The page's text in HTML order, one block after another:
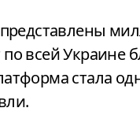
всей Украине
стала